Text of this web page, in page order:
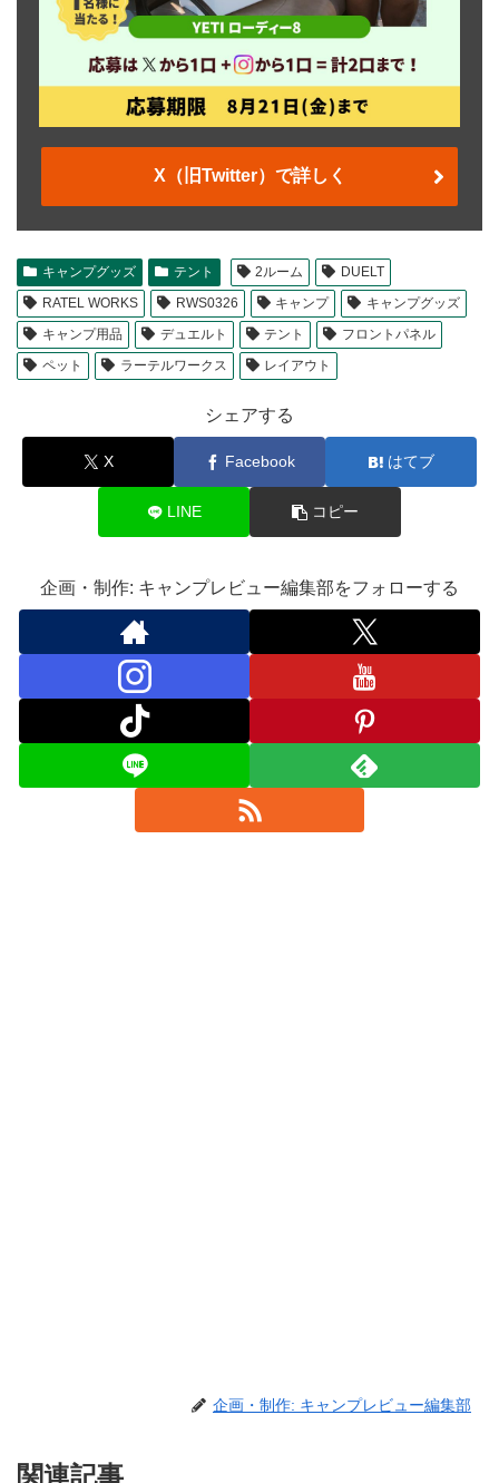
X（旧Twitter）で詳しく
キャンプグッズ テント 2ルーム
DUELT
RATEL WORKS
RWS0326 キャンプ
キャンプグッズ
キャンプ用品
デュエルト テント
フロントパネル
ペット
ラーテルワークス レイアウト
シェアする
X Facebook はてブ
LINE コピー
企画・制作: キャンプレビュー編集部をフォローする
企画・制作: キャンプレビュー編集部
関連記事